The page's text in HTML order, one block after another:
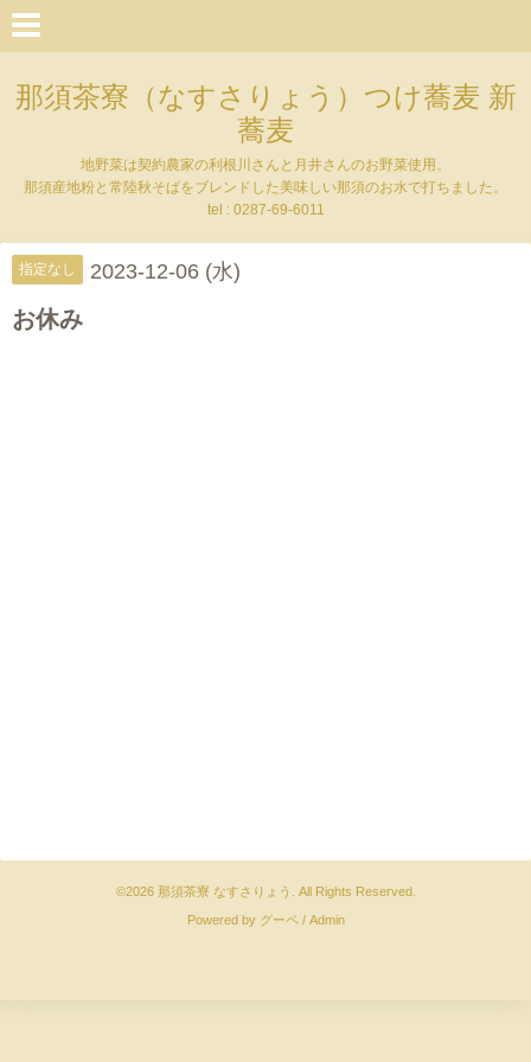
那須茶寮（なすさりょう）つけ蕎麦 新
蕎麦
地野菜は契約農家の利根川さんと月井さんのお野菜使用。
那須産地粉と常陸秋そばをブレンドした美味しい那須のお水で打ちました。
tel : 0287-69-6011
指定なし 2023-12-06 (水)
お休み
©2026 那須茶寮 なすさりょう
. All Rights Reserved.
Powered by グーペ/ Admin